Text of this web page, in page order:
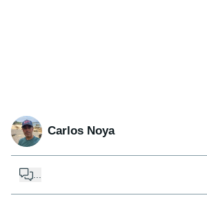
Carlos Noya